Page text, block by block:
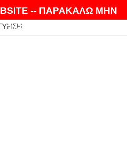
-- ΠΑΡΑΚΑΛΩ ΜΗΝ
ΜΑΣ | EXPRESS